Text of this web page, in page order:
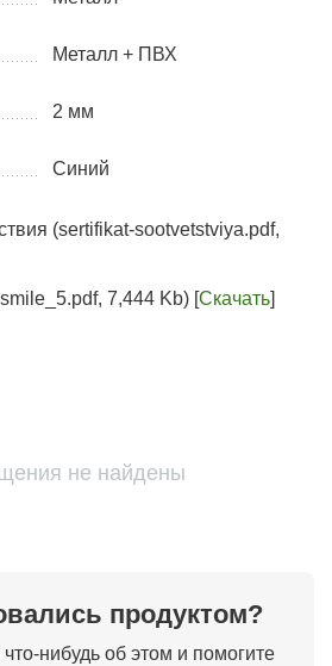
Металл + ПВХ
2 мм
Синий
(sertifikat-sootvetstviya.pdf,
7,444 Kb) [Скачать]
не найдены
продуктом?
нибудь об этом и помогите